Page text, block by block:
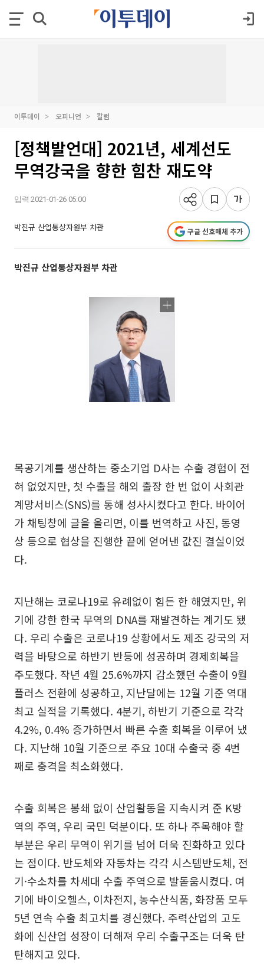
이투데이 오피니언 칼럼
[정책발언대] 2021년, 세계선도
무역강국을 향한 힘찬 재도약
입력 2021-01-26 05:00
박진규 산업통상자원부 차관 구글 선호매체 추가
박진규 산업통상자원부 차관
목공기계를 생산하는 중소기업 D사는 수출 경험이 전
혀 없었지만, 첫 수출을 해외 출장 한 번 없이 사회관
계망서비스(SNS)를 통해 성사시켰다고 한다. 바이어
가 채팅창에 글을 올리면, 이를 번역하고 사진, 동영
상 등으로 협상을 진행한 끝에 얻어낸 값진 결실이었
다.
지난해는 코로나19로 유례없이 힘든 한 해였지만, 위
기에 강한 한국 무역의 DNA를 재발견하는 계기도 됐
다. 우리 수출은 코로나19 상황에서도 제조 강국의 저
력을 바탕으로 하반기 반등에 성공하며 경제회복을
주도했다. 작년 4월 25.6%까지 감소했던 수출이 9월
플러스 전환에 성공하고, 지난달에는 12월 기준 역대
최고 실적을 기록했다. 4분기, 하반기 기준으로 각각
4.2%, 0.4% 증가하면서 빠른 수출 회복을 이루어 냈
다. 지난해 10월 기준으로 주요 10대 수출국 중 4번
째로 충격을 최소화했다.
수출 회복은 봉쇄 없이 산업활동을 지속시켜 준 K방
역의 주역, 우리 국민 덕분이다. 또 하나 주목해야 할
부분은 우리 무역이 위기를 넘어 더욱 진화하고 있다
는 점이다. 반도체와 자동차는 각각 시스템반도체, 전
기·수소차를 차세대 수출 주역으로 발돋움시켰다. 여
기에 바이오헬스, 이차전지, 농수산식품, 화장품 모두
5년 연속 수출 최고치를 경신했다. 주력산업의 고도
화에 신산업 성장이 더해져 우리 수출구조는 더욱 탄
탄해지고 있다.